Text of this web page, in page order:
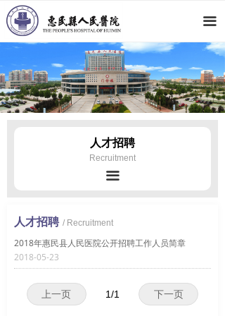
끀
网站首页
医院概况
新闻动态
科室导航
就医指南
人才招聘 / Recruitment
2018年惠民县人民医院公开招聘工作人员简章
2018-05-23
上一页 下一页
1/1
人才招聘
Recruitment
끀